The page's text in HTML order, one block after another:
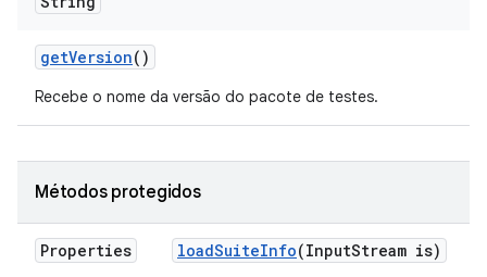
getVersion()
Recebe o nome da versão do pacote de testes.
Métodos protegidos
Properties loadSuiteInfo(InputStream is)